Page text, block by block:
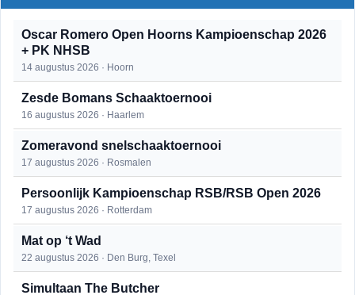
Oscar Romero Open Hoorns Kampioenschap 2026
+ PK NHSB
14 augustus 2026 · Hoorn
Zesde Bomans Schaaktoernooi
16 augustus 2026 · Haarlem
Zomeravond snelschaaktoernooi
17 augustus 2026 · Rosmalen
Persoonlijk Kampioenschap RSB/RSB Open 2026
17 augustus 2026 · Rotterdam
Mat op ‘t Wad
22 augustus 2026 · Den Burg, Texel
Simultaan The Butcher